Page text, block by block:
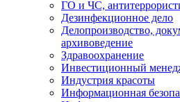
ГО и ЧС,
Дезинфекционное дело
Делопроизводство,
архивоведение
Здравоохранение
Инвестиционный
Индустрия красоты
Информационная